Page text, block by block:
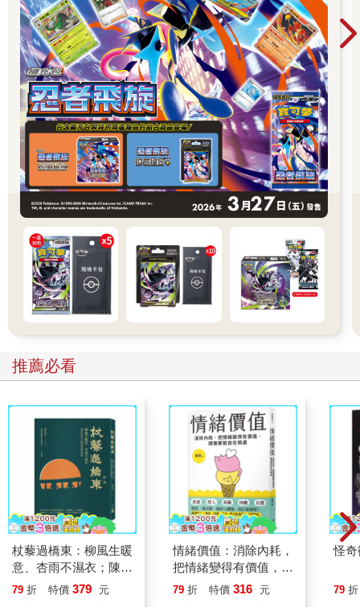
推薦必看
杖藜過橋東：柳風生暖
意、杏雨不濕衣；陳亮
恭談以心轉境的適齡漫
79 折 特價 379 元
情緒價值：消除內耗，
把情緒變得有價值，跟
誰都能自在相處
79 折 特價 316 元
怪
79 折